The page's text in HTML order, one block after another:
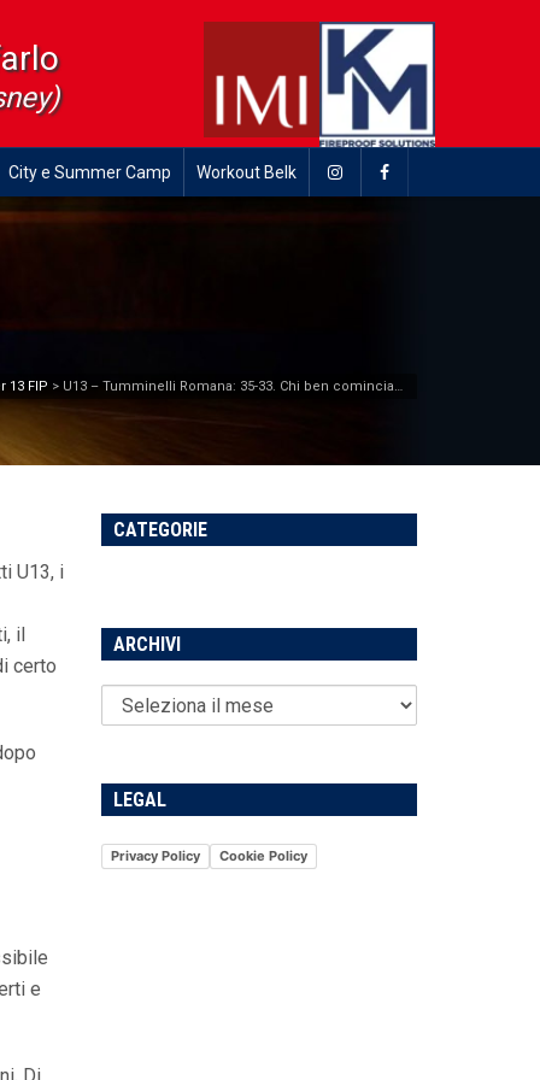
City e Summer Camp Workout Belk
13 FIP > U13 – Tumminelli Romana: 35-33. Chi ben comincia…
U13, i
il
certo
e
Di
CATEGORIE
ARCHIVI
LEGAL
Privacy Policy Cookie Policy